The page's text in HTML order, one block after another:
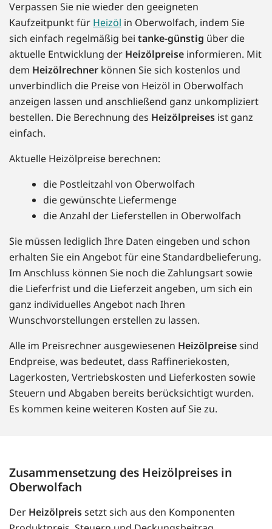
Verpassen Sie nie wieder den geeigneten
Kaufzeitpunkt für Heizöl in Oberwolfach, indem Sie
sich einfach regelmäßig bei tanke-günstig über die
aktuelle Entwicklung der Heizölpreise informieren. Mit
dem Heizölrechner können Sie sich kostenlos und
unverbindlich die Preise von Heizöl in Oberwolfach
anzeigen lassen und anschließend ganz unkompliziert
bestellen. Die Berechnung des Heizölpreises ist ganz
einfach.
Aktuelle Heizölpreise berechnen:
die Postleitzahl von Oberwolfach
die gewünschte Liefermenge
die Anzahl der Lieferstellen in Oberwolfach
Sie müssen lediglich Ihre Daten eingeben und schon
erhalten Sie ein Angebot für eine Standardbelieferung.
Im Anschluss können Sie noch die Zahlungsart sowie
die Lieferfrist und die Lieferzeit angeben, um sich ein
ganz individuelles Angebot nach Ihren
Wunschvorstellungen erstellen zu lassen.
Alle im Preisrechner ausgewiesenen Heizölpreisesind
Endpreise, was bedeutet, dass Raffineriekosten,
Lagerkosten, Vertriebskosten und Lieferkosten sowie
Steuern und Abgaben bereits berücksichtigt wurden.
Es kommen keine weiteren Kosten auf Sie zu.
Zusammensetzung des Heizölpreises in
Oberwolfach
Der Heizölpreissetzt sich aus den Komponenten